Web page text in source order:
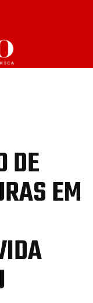
DE
EM